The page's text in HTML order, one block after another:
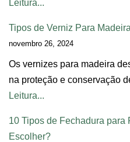
Leitura...
Tipos de Verniz Para
novembro 26, 2024
Os vernizes para madeira
na proteção e conservação
Leitura...
10 Tipos de Fechadura para
Escolher?